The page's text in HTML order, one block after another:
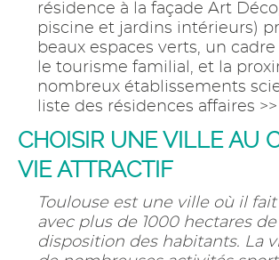
résidence à la façade Art
piscine et jardins intérieurs)
beaux espaces verts, un
le tourisme familial, et la
nombreux établissements
liste des résidences affaires >>
CHOISIR UNE VILLE AU
VIE ATTRACTIF
Toulouse est une ville où il
avec plus de 1000 hectares
disposition des habitants. La